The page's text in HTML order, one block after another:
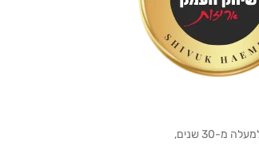
מ-30 שנים,